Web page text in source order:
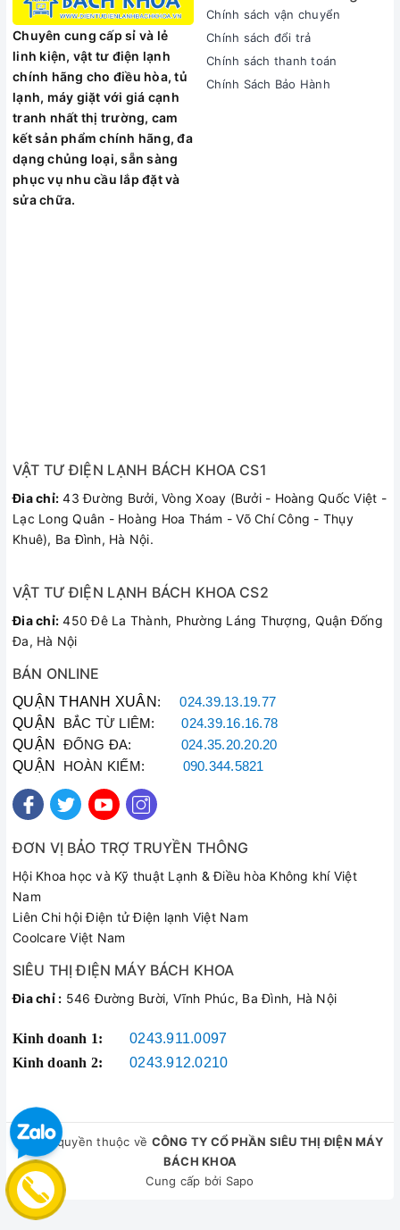
Thông Số Kỹ Thuật Bình
Gas R22 Loại 3KG
Tiêu Chí Định Lượng
Độ Tinh Khiết
không lẫn tạp chất
hay bóng khí, bảo vệ
hệ thống tuyệt đối
Tiêu Chuẩn Chất
Lượng
chứng chỉ kiểm định
lạnh quốc tế AHRI700
Quy Cách Đóng Gói
Bình thép chịu áp lực
cao, có niêm phong
van ga kỹ càng bằng
màng co nhà máy
Ưu Điểm Vượt Trội Của
Bình Gas R22 3KG Tại Kho
Bách Khoa
Cơ động và nhẹ nhàng:
toàn bình siêu gọn nhẹ kết hợp quai
xách đôi giúp anh em thợ dễ dàng treo
hoặc làm việc tại các vị trí địa hình
phức tạp trên cao.
van xả được gia công chuẩn xác tuyệt
đối, khi kết nối với dây đồng hồ nạp ga
cực kỳ khít, không lo lỏng ren gây xì ga
lãng phí.
Chuyên cung cấp sỉ và lẻ
linh kiện, vật tư điện lạnh
chính hãng cho điều hòa, tủ
lạnh, máy giặt với giá cạnh
tranh nhất thị trường, cam
kết sản phẩm chính hãng, đa
dạng chủng loại, sẵn sàng
phục vụ nhu cầu lắp đặt và
sửa chữa.
Chính sách vận chuyển
Chính sách đổi trả
Chính sách thanh toán
Chính Sách Bảo Hành
VẬT TƯ ĐIỆN LẠNH BÁCH KHOA CS1
Đia chỉ: 43 Đường Bưởi, Vòng Xoay (Bưởi - Hoàng Quốc Việt -
Lạc Long Quân - Hoàng Hoa Thám - Võ Chí Công - Thụy
Khuê), Ba Đình, Hà Nội.
VẬT TƯ ĐIỆN LẠNH BÁCH KHOA CS2
Đia chỉ: 450 Đê La Thành, Phường Láng Thượng, Quận Đống
Đa, Hà Nội
BÁN ONLINE
QUẬN THANH XUÂN :024.39.13.19.77
QUẬN BẮC TỪ LIÊM:024.39.16.16.78
QUẬN ĐỐNG ĐA: 024.35.20.20.20
QUẬN HOÀN KIẾM: 090.344.5821
ĐƠN VỊ BẢO TRỢ TRUYỀN THÔNG
Hội Khoa học và Kỹ thuật Lạnh & Điều hòa Không khí Việt
Nam
Liên Chi hội Điện tử Điện lạnh Việt Nam
Coolcare Việt Nam
SIÊU THỊ ĐIỆN MÁY BÁCH KHOA
Đia chỉ : 546 Đường Bười, Vĩnh Phúc, Ba Đình, Hà Nội
Kinh doanh 1:
0243.911.0097
Kinh doanh 2:
0243.912.0210
© Bản quyền thuộc về CÔNG TY CỔ PHẦN SIÊU THỊ ĐIỆN MÁY
BÁCH KHOA
Cung cấp bởi Sapo